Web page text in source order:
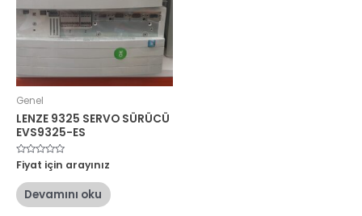
Genel
LENZE 9325 SERVO SÜRÜCÜ
EVS9325-ES
5
üzerinden
oy
aldı
Fiyat için arayınız
Devamını oku